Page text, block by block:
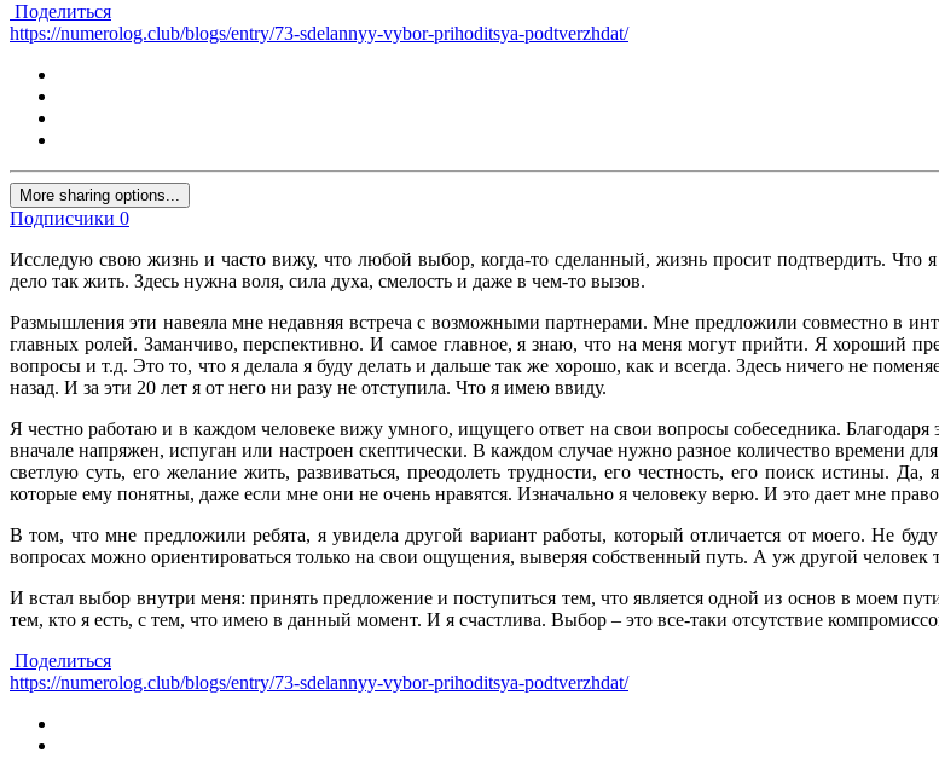
Поделиться
https://numerolog.club/blogs/entry/73-sdelannyy-vybor-prihoditsya-podtverzhdat/
More sharing options...
Подписчики 0
Исследую свою жизнь и часто вижу, что любой выбор, когда-то сделанный, жизнь просит подтвердить. Что
дело так жить. Здесь нужна воля, сила духа, смелость и даже в чем-то вызов.
Размышления эти навеяла мне недавняя встреча с возможными партнерами. Мне предложили совместно в
главных ролей. Заманчиво, перспективно. И самое главное, я знаю, что на меня могут прийти. Я хороший
вопросы и т.д. Это то, что я делала я буду делать и дальше так же хорошо, как и всегда. Здесь ничего не
назад. И за эти 20 лет я от него ни разу не отступила. Что я имею ввиду.
Я честно работаю и в каждом человеке вижу умного, ищущего ответ на свои вопросы собеседника.
вначале напряжен, испуган или настроен скептически. В каждом случае нужно разное количество времени
светлую суть, его желание жить, развиваться, преодолеть трудности, его честность, его поиск истины.
которые ему понятны, даже если мне они не очень нравятся. Изначально я человеку верю. И это дает мне
В том, что мне предложили ребята, я увидела другой вариант работы, который отличается от моего. Не
вопросах можно ориентироваться только на свои ощущения, выверяя собственный путь. А уж другой человек
И встал выбор внутри меня: принять предложение и поступиться тем, что является одной из основ в моем
тем, кто я есть, с тем, что имею в данный момент. И я счастлива. Выбор – это все-таки отсутствие
Поделиться
https://numerolog.club/blogs/entry/73-sdelannyy-vybor-prihoditsya-podtverzhdat/